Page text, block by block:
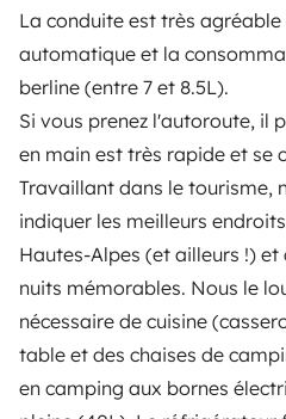
La conduite est très
automatique et la
berline (entre 7 et 8.5L).
Si vous prenez l'autoroute, il
en main est très rapide et se
Travaillant dans le tourisme,
indiquer les meilleurs
Hautes-Alpes (et ailleurs !) et
nuits mémorables. Nous le
nécessaire de cuisine
table et des chaises de
en camping aux bornes
Ayuda viajero
PROPIETARIOS
Anunciar un vehículo
Contrato de alquiler
Seguros de alquiler
Asistencias de alquiler
Ayuda propietario